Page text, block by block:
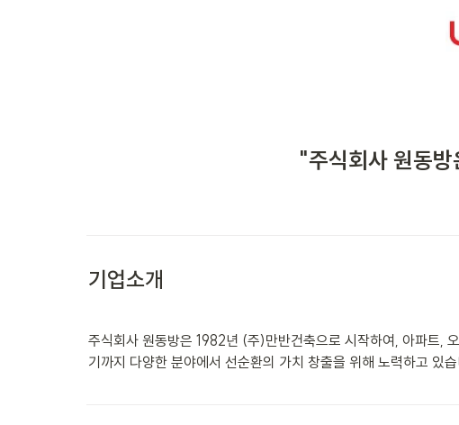
"주식회사 원동
기업소개
주식회사 원동방은 1982년 (주)만반건축으로 시작하여, 아파트,
기까지 다양한 분야에서 선순환의 가치 창출을 위해 노력하고 있습